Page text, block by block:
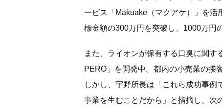
ービス「Makuake（マクアケ）」を活
標金額の300万円を突破し、1000万円
また、ライオンが保有する口臭に関
PERO」を開発中。都内の小売業の接
しかし、宇野所長は「これら成功事
事業を生むことだから」と指摘し、次